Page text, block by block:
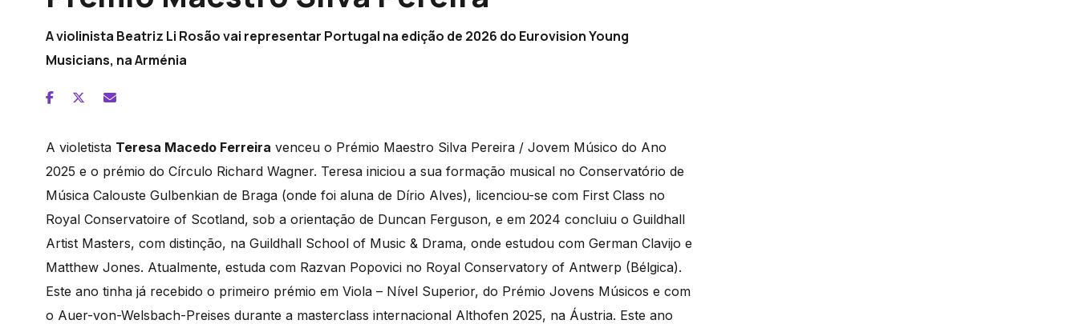
A violinista Beatriz Li Rosão vai representar Portugal na edição de 2026 do Eurovision Young
Musicians, na Arménia
A violetista Teresa Macedo Ferreira venceu o Prémio Maestro Silva Pereira / Jovem Músico do Ano
2025 e o prémio do Círculo Richard Wagner. Teresa iniciou a sua formação musical no Conservatório de
Música Calouste Gulbenkian de Braga (onde foi aluna de Dírio Alves), licenciou-se com First Class no
Royal Conservatoire of Scotland, sob a orientação de Duncan Ferguson, e em 2024 concluiu o Guildhall
Artist Masters, com distinção, na Guildhall School of Music & Drama, onde estudou com German Clavijo e
Matthew Jones. Atualmente, estuda com Razvan Popovici no Royal Conservatory of Antwerp (Bélgica).
Este ano tinha já recebido o primeiro prémio em Viola – Nível Superior, do Prémio Jovens Músicos e com
o Auer-von-Welsbach-Preises durante a masterclass internacional Althofen 2025, na Áustria. Este ano